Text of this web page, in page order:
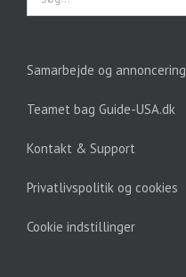
efter:
Samarbejde og annoncering
Teamet bag Guide-USA.dk
Kontakt & Support
Privatlivspolitik og cookies
Cookie indstillinger